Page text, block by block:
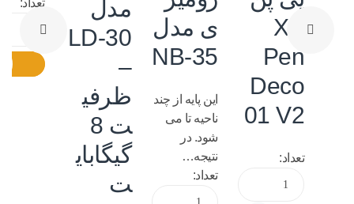
XP
Pen
Deco
01 V2
تعداد:
ی مدل
NB-35
این پایه از چند
ناحیه تا می
شود. در
نتیجه…
تعداد:
مدل
LD-30
–
ظرفی
ت 8
گیگابای
ت
تعداد: